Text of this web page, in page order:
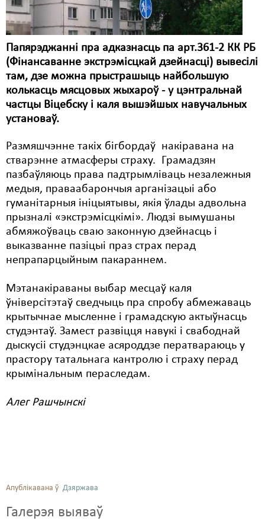
Папярэджанні пра адказнасць па арт.361-2 КК РБ
(Фінансаванне экстрэмісцкай дзейнасці) вывесілі
там, дзе можна прыстрашыць найбольшую
колькасць мясцовых жыхароў - у цэнтральнай
частцы Віцебску і каля вышэйшых навучальных
установаў.
Размяшчэнне такіх бігбордаў накіравана на
стварэнне атмасферы страху. Грамадзян
пазбаўляюць права падтрымліваць незалежныя
медыя, праваабарончыя арганізацыі або
гуманітарныя ініцыятывы, якія ўлады адвольна
прызналі «экстрэмісцкімі». Людзі вымушаны
абмяжоўваць сваю законную дзейнасць і
выказванне пазіцыі праз страх перад
непрапарцыйным пакараннем.
Мэтанакіраваны выбар месцаў каля
ўніверсітэтаў сведчыць пра спробу абмежаваць
крытычнае мысленне і грамадскую актыўнасць
студэнтаў. Замест развіцця навукі і свабоднай
дыскусіі студэнцкае асяроддзе ператвараюць у
прастору татальнага кантролю і страху перад
крымінальным пераследам.
Алег Рашчынскі
Апублікавана ў Дзяржава
Галерэя выяваў
Мірныя сходы
Палітвязьні
Праваабаронцы
Правы дзіцяці
Пэнітэнцыярная сыстэма
Свабода слова
Свабода сумленьня
Суд
Сьмяротнае пакараньне
Правы працоўных
Сацыяльныя правы